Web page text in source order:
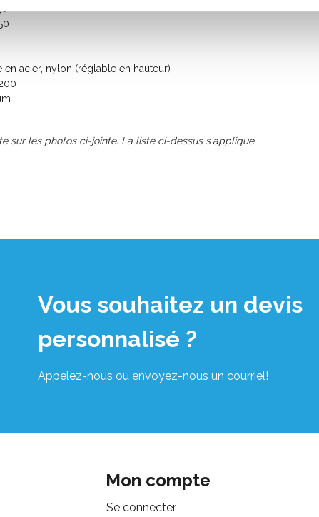
acier, nylon (réglable en hauteur)
sur les photos ci-jointe. La liste ci-dessus s'applique.
Vous souhaitez un devis
personnalisé ?
Appelez-nous ou envoyez-nous un courriel!
Mon compte
Se connecter